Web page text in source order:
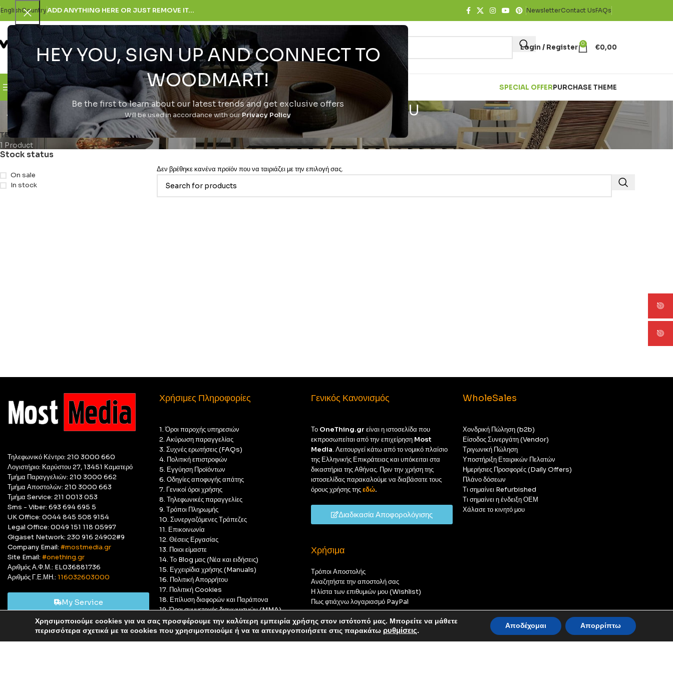
HEY YOU, SIGN UP AND CONNECT TO
WOODMART!
Be the first to learn about our latest trends and get exclusive offers
Will be used in accordance with ourPrivacy Policy
Αυτό είναι ένα δοκιμαστικό κατάστημα για δοκιμαστικούς σκοπούς — καμία παραγγελία δεν θα ολοκληρωθεί.
EnglishCountryADD ANYTHING HERE OR JUST REMOVE IT… NewsletterContact UsFAQs
SELECT CATEGORY
Login / Register 0 €0,00
Browse Categories H Εταιρεία SPECIAL OFFERPURCHASE THEME
Realme GT 7T 5G 256GB (12GB Ram) Dual-Sim Yellow EU
ΤΕΧΝΟΛΟΓΊΑ
1 Product
Stock status
On sale
In stock
Δεν βρέθηκε κανένα προϊόν που να ταιριάζει με την επιλογή σας.
Τηλεφωνικό Κέντρο: 210 3000 660
Λογιστήριο: Καρύστου 27, 13451 Καματερό
Τμήμα Παραγγελιών: 210 3000 662
Τμήμα Αποστολών: 210 3000 663
Τμήμα Service: 211 0013 053
Sms - Viber: 693 694 695 5
UK Office: 0044 845 508 9154
Legal Office: 0049 151 118 05997
Gigaset Network: 230 916 24902#9
Company Email: #mostmedia.gr
Site Email: #onething.gr
Αριθμός Α.Φ.Μ.: EL036881736
Αριθμός Γ.Ε.ΜΗ.: 116032603000
My Service
Χρήσιμες Πληροφορίες
1. Όροι παροχής υπηρεσιών
2. Ακύρωση παραγγελίας
3. Συχνές ερωτήσεις (FAQs)
4. Πολιτική επιστροφών
5. Εγγύηση Προϊόντων
6. Οδηγίες αποφυγής απάτης
7. Γενικοί όροι χρήσης
8. Τηλεφωνικές παραγγελίες
9. Τρόποι Πληρωμής
10. Συνεργαζόμενες Τράπεζες
11. Επικοινωνία
12. Θέσεις Εργασίας
13. Ποιοι είμαστε
14. Το Blog μας (Νέα και ειδήσεις)
15. Εγχειρίδια χρήσης (Manuals)
16. Πολιτική Απορρήτου
17. Πολιτική Cookies
18. Επίλυση διαφορών και Παράπονα
19. Όροι συμμετοχής διαγωνισμών (MMA)
20. GDPR Compliant
Γενικός Κανονισμός
Το OneThing.gr είναι η ιστοσελίδα που
εκπροσωπείται από την επιχείρηση Most
Media. Λειτουργεί κάτω από το νομικό πλαίσιο
της Ελληνικής Επικράτειας και υπόκειται στα
δικαστήρια της Αθήνας. Πριν την χρήση της
ιστοσελίδας παρακαλούμε να διαβάσατε τους
όρους χρήσης τηςεδώ.
Διαδικασία Αποφορολόγισης
Χρήσιμα
Τρόποι Αποστολής
Αναζητήστε την αποστολή σας
Η λίστα των επιθυμιών μου (Wishlist)
Πως φτιάχνω λογαριασμό PayPal
WholeSales
Χονδρική Πώληση (b2b)
Είσοδος Συνεργάτη (Vendor)
Τριγωνική Πώληση
Υποστήριξη Εταιρικών Πελατών
Ημερήσιες Προσφορές (Daily Offers)
Πλάνο δόσεων
Τι σημαίνει Refurbished
Τι σημαίνει η ένδειξη ΟΕΜ
Χάλασε το κινητό μου
© Most Media 2011 - 2025, All rights reserved
Χρησιμοποιούμε cookies για να σας προσφέρουμε την καλύτερη εμπειρία χρήσης στον ιστότοπό μας. Μπορείτε να μάθετε
περισσότερα σχετικά με τα cookies που χρησιμοποιούμε ή να τα απενεργοποιήσετε στις παρακάτω ρυθμίσεις. Αποδέχομαι Απορρίπτω